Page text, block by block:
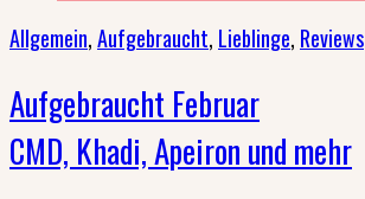
Allgemein,Aufgebraucht, Lieblinge, Reviews
Aufgebraucht Februar
CMD, Khadi, Apeiron und mehr